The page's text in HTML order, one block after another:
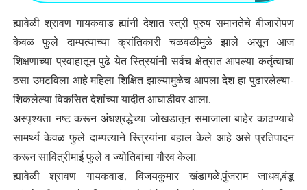
ह्यावेळी श्रावण गायकवाड ह्यांनी देशात स्त्री पुरुष समानतेचे बीजारोपण
केवळ फुले दाम्पत्याच्या क्रांतिकारी चळवळीमुळे झाले असून आज
शिक्षणाच्या प्रवाहातून पुढे येत स्त्रियांनी सर्वच क्षेत्रात आपल्या कर्तृत्वाचा
ठसा उमटविला आहे महिला शिक्षित झाल्यामुळेच आपला देश हा पुढारलेल्या-
शिकलेल्या विकसित देशांच्या यादीत आघाडीवर आला.
अस्पृश्यता नष्ट करून अंधश्रद्धेच्या जोखडातून समाजाला बाहेर काढण्याचे
सामर्थ्य केवळ फुले दाम्पत्याने स्त्रियांना बहाल केले आहे असे प्रतिपादन
करून सावित्रीमाई फुले व ज्योतिबांचा गौरव केला.
ह्यावेळी श्रावण गायकवाड, विजयकुमार खंडागळे,पुंजराम जाधव,बंडू